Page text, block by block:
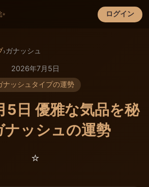
ログイン
×
›ガナッシュ
2026年7月5日
ナッシュタイプの運勢
日 優雅な気品を秘
ナッシュの運勢
⭐️